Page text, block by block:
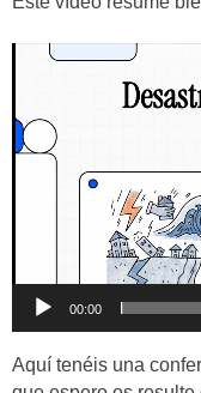
Reproductor
00:00
Aquí tenéis una